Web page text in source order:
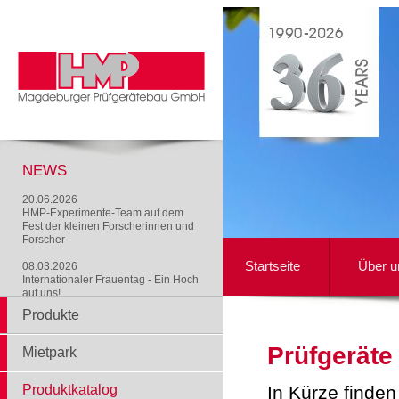
NEWS
20.06.2026
HMP-Experimente-Team auf dem
Fest der kleinen Forscherinnen und
Forscher
08.03.2026
Internationaler Frauentag - Ein Hoch
auf uns!
Startseite Über
Produkte
Mietpark
Produktkatalog In Kürze